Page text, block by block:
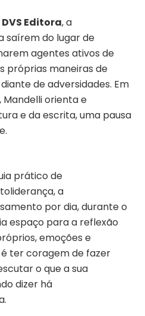
DVS Editora, a
saírem do lugar de
agentes ativos de
próprias maneiras de
de adversidades. Em
orienta e
e da escrita, uma pausa
prático de
a
por dia, durante o
espaço para a reflexão
emoções e
ter coragem de fazer
o que a sua
dizer há